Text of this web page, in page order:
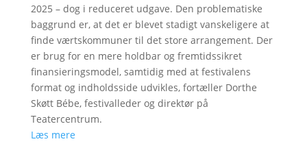
2025 – dog i reduceret udgave. Den problematiske
baggrund er, at det er blevet stadigt vanskeligere at
finde værtskommuner til det store arrangement. Der
er brug for en mere holdbar og fremtidssikret
finansieringsmodel, samtidig med at festivalens
format og indholdsside udvikles, fortæller Dorthe
Skøtt Bébe, festivalleder og direktør på
Teatercentrum.
Læs mere